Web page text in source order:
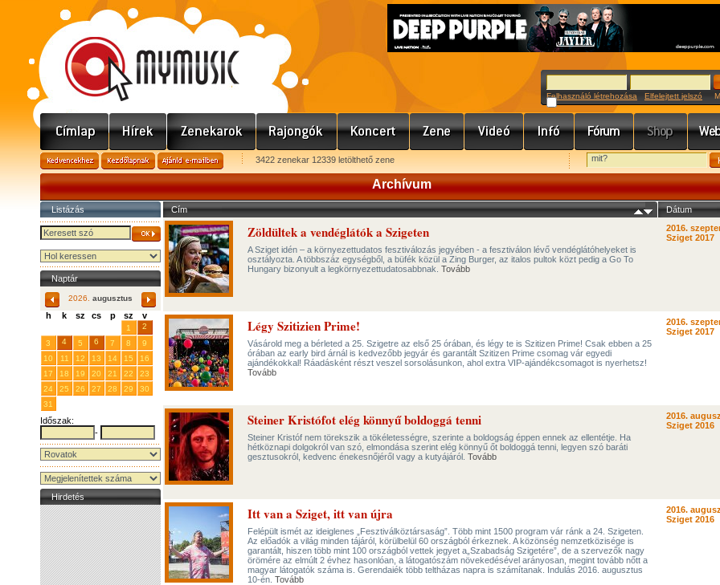
Felhasználó létrehozása Elfelejtett jelszó
3422 zenekar 12339 letölthető zene
Archívum
Listázás
Naptár
2026. augusztus
h k sz cs p sz v
1
2
3
4 5 6 7 8
9
10
11 12 13 14 15
16
17
18 19 20 21 22
23
24
25 26 27 28 29
30
31
Időszak:
-
Hirdetés
Cím Dátum
Zöldültek a vendéglátók a Szigeten
A Sziget idén – a környezettudatos fesztiválozás jegyében - a fesztiválon lévő vendéglátóhelyeket is
osztályozta. A többszáz egységből, a büfék közül a Zing Burger, az italos pultok közt pedig a Go To
Hungary bizonyult a legkörnyezettudatosabbnak. Tovább
2016.
Sziget 2017
Légy Szitizien Prime!
Vásárold meg a bérleted a 25. Szigetre az első 25 órában, és légy te is Szitizen Prime! Csak ebben a 25
órában az early bird árnál is kedvezőbb jegyár és garantált Szitizen Prime csomag vár egyedi
ajándékokkal! Ráadásként részt veszel sorsolásunkon, ahol extra VIP-ajándékcsomagot is nyerhetsz!
Tovább
2016.
Sziget 2017
Steiner Kristófot elég könnyű boldoggá tenni
Steiner Kristóf nem törekszik a tökéletességre, szerinte a boldogság éppen ennek az ellentétje. Ha
hétköznapi dolgokról van szó, elmondása szerint elég könnyű őt boldoggá tenni, legyen szó baráti
gesztusokról, kedvenc énekesnőjéről vagy a kutyájáról. Tovább
2016.
Sziget 2016
Itt van a Sziget, itt van újra
Felépült ismét az ideiglenes „Fesztiválköztársaság”. Több mint 1500 program vár ránk a 24. Szigeten.
Az előadók a világ minden tájáról, körülbelül 60 országból érkeznek. A közönség nemzetközisége is
garantált, hiszen több mint 100 országból vettek jegyet a„Szabadság Szigetére”, de a szervezők nagy
örömére az elmúlt 2 évhez hasonlóan, a látogatószám növekedésével arányosan, megint tovább nőtt a
magyar látogatók száma is. Gerendaiék több teltházas napra is számítanak. Indulás 2016. augusztus
10-én. Tovább
2016.
Sziget 2016